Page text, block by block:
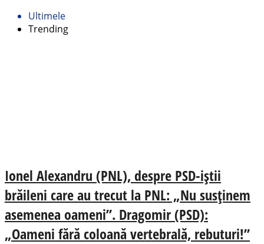
Ultimele
Trending
Ionel Alexandru (PNL), despre PSD-iștii
brăileni care au trecut la PNL: „Nu susținem
asemenea oameni”. Dragomir (PSD):
„Oameni fără coloană vertebrală, rebuturi!”